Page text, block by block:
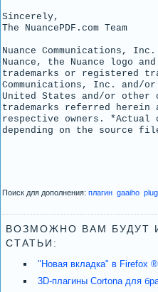
Sincerely,
The NuancePDF.com Team
Nuance Communications,
Nuance, the Nuance logo
trademarks or registered
Communications, Inc.
United States and/or
trademarks referred
respective owners. *Actual
depending on the source
Поиск для дополнения: плагин gaaiho
ВОЗМОЖНО ВАМ БУДУТ
СТАТЬИ:
"Новая вкладка" в Firefox
3D-плагины Cortona для